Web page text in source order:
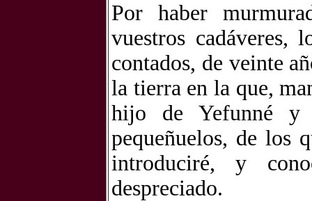
Por haber
vuestros cadáveres,
contados, de veinte
la tierra en la que,
hijo de Yefunné
pequeñuelos, de los
introduciré, y
despreciado.